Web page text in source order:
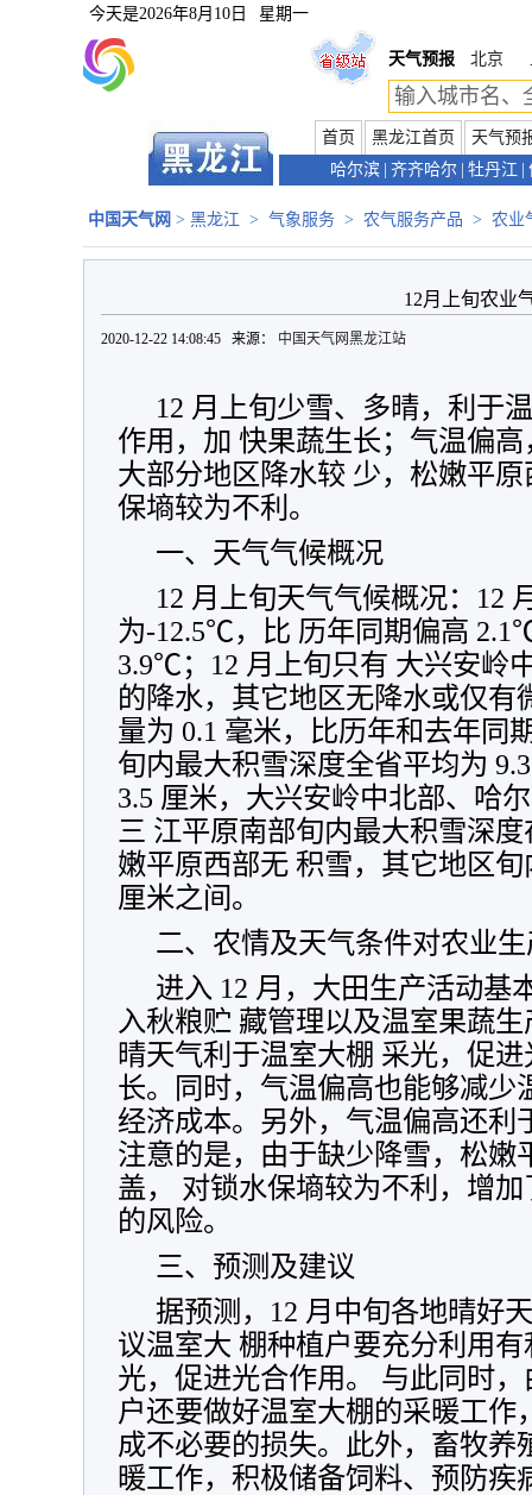
今天是2026年8月10日 星期一
天气预报 北京
首页 黑龙江首页
天气预
哈尔滨 齐齐哈尔 牡丹江
中国天气网 > 黑龙江 > 气象服务 > 农气服务产品 > 农业
12月上旬农业
2020-12-22 14:08:45 来源： 中国天气网黑龙江站
12 月上旬少雪、多晴，利于
作用，加 快果蔬生长；气温偏
大部分地区降水较 少，松嫩平
保墒较为不利。
一、天气气候概况
12 月上旬天气气候概况：12
为-12.5℃，比 历年同期偏高
3.9℃；12 月上旬只有 大兴安岭
的降水，其它地区无降水或仅有
量为 0.1 毫米，比历年和去年同
旬内最大积雪深度全省平均为
3.5 厘米，大兴安岭中北部、哈
三 江平原南部旬内最大积雪深
嫩平原西部无 积雪，其它地区
厘米之间。
二、农情及天气条件对农业
进入 12 月，大田生产活动基
入秋粮贮 藏管理以及温室果蔬
晴天气利于温室大棚 采光，促
长。同时，气温偏高也能够减少
经济成本。另外，气温偏高还利
注意的是，由于缺少降雪，松嫩
盖， 对锁水保墒较为不利，增
的风险。
三、预测及建议
据预测，12 月中旬各地晴好
议温室大 棚种植户要充分利用
光，促进光合作用。 与此同时
户还要做好温室大棚的采暖工作
成不必要的损失。此外，畜牧养
暖工作，积极储备饲料、预防疾